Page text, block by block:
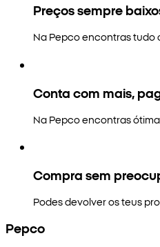
Preços sempre
Na Pepco encontras tudo
Conta com mais,
Na Pepco encontras
Compra sem
Podes devolver os teus
Pepco